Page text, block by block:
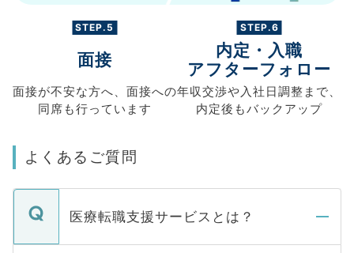
STEP.5
面接
面接が不安な方へ、 面接への
同席も行っています
STEP.6
内定・入職
アフターフォロー
年収交渉や入社日調整まで、
内定後もバックアップ
よくあるご質問
医療転職支援サービスとは？